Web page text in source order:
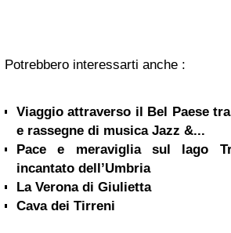
Potrebbero interessarti anche :
Viaggio attraverso il Bel Paese
e rassegne di musica Jazz &...
Pace e meraviglia sul lago
incantato dell’Umbria
La Verona di Giulietta
Cava dei Tirreni